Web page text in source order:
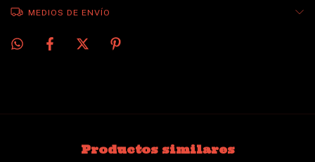
MEDIOS DE ENVÍO
Productos similares